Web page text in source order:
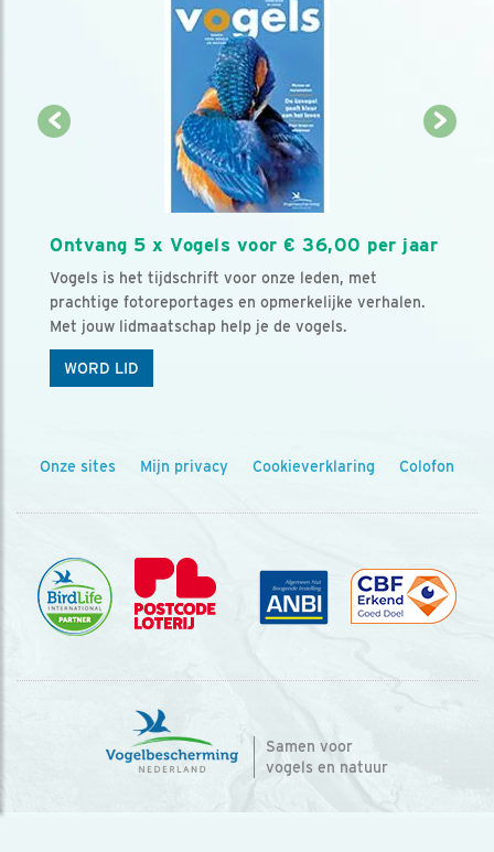
Ontvang 5 x Vogels voor € 36,00 per jaar
Vogels is het tijdschrift voor onze leden, met
prachtige fotoreportages en opmerkelijke verhalen.
Met jouw lidmaatschap help je de vogels.
WORD LID
Onze sites Mijn privacy Cookieverklaring Colofon
Samen voor
vogels en natuur